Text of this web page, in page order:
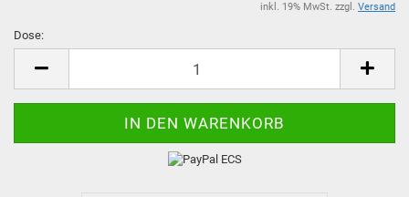
inkl. 19% MwSt. zzgl. Versand
Dose: